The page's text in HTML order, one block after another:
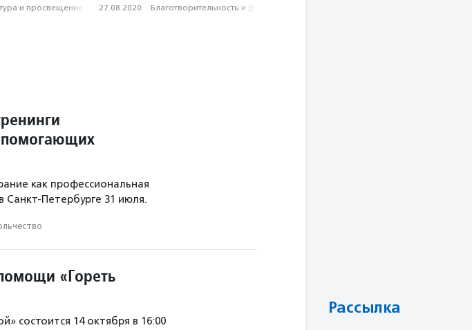
и просвещение 27.08.2020 · Благотвори­тель­ность и доброволь­чест­во
помогающих
как профессиональная
Санкт-Петербурге 31 июля.
«Гореть
состоится 14 октября в 16:00
Рассылка